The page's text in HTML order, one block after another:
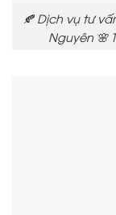
🍂 Dịch vụ tư
Nguyên 🌸